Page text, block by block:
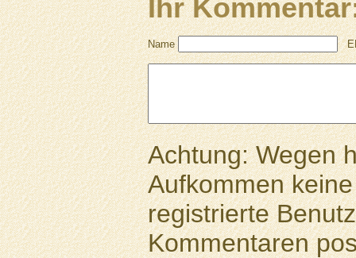
Ihr
Name
Achtung: Wegen
Aufkommen
registrierte
Kommentaren